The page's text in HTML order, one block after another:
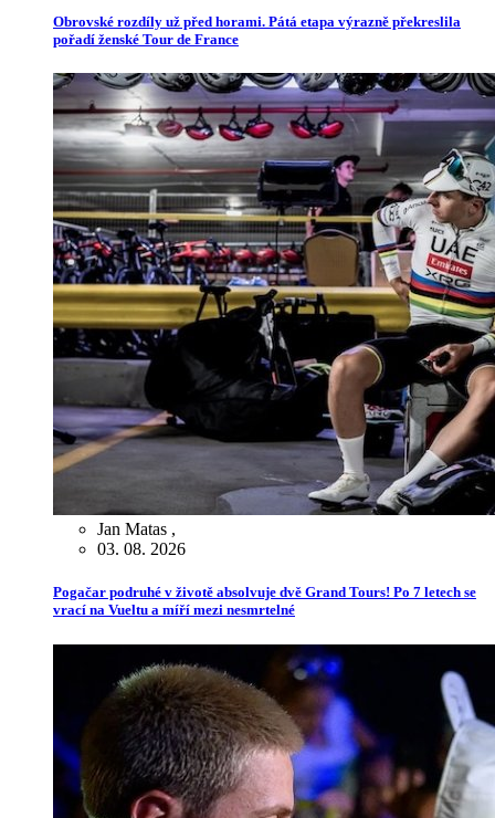
Obrovské rozdíly už před horami. Pátá etapa výrazně překreslila
pořadí ženské Tour de France
Jan Matas ,
03. 08. 2026
Pogačar podruhé v životě absolvuje dvě Grand Tours! Po 7 letech se
vrací na Vueltu a míří mezi nesmrtelné